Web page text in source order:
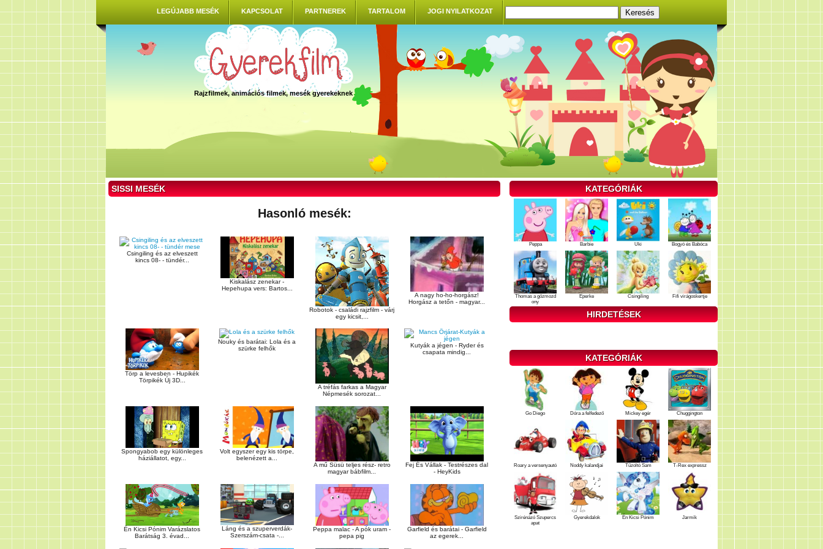
LEGÚJABB MESÉK KAPCSOLAT PARTNEREK TARTALOM JOGI NYILATKOZAT
Rajzfilmek, animációs filmek, mesék gyerekeknek
SISSI MESÉK
Hasonló mesék:
Csingiling és az elveszett
kincs 08- - tündér...
Kiskalász zenekar -
Hepehupa vers: Bartos...
Robotok - családi rajzfilm - várj
egy kicsit,...
A nagy ho-ho-horgász!
Horgász a tetőn - magyar...
Törp a levesben - Hupikék
Törpikék Új 3D...
Nouky és barátai: Lola és a
szürke felhők
A tréfás farkas a Magyar
Népmesék sorozat...
Kutyák a jégen - Ryder és
csapata mindig...
Spongyabob egy különleges
háziállatot, egy...
Volt egyszer egy kis törpe,
belenézett a...
A mű Süsü teljes rész- retro
magyar bábfilm...
Fej És Vállak - Testrészes dal
- HeyKids
Én Kicsi Pónim Varázslatos
Barátság 3. évad...
Láng és a szuperverdák-
Szerszám-csata -...
Peppa malac - A pók uram -
pepa pig
Garfield és barátai - Garfield
az egerek...
KATEGÓRIÁK
Peppa Barbie Uki Bogyó és Babóca
Thomas a gőzmozd
ony
Eperke Csingiling Fifi virágoskertje
HIRDETÉSEK
KATEGÓRIÁK
Go Diego Dóra a felfedező Mickey egér Chuggington
Roary a versenyautó Noddy kalandjai Tűzoltó Sam T-Rex expressz
Szirénázó Szupercs
apat
Gyerekdalok Én Kicsi Pónim Jarmik